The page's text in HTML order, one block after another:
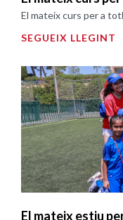
El mateix curs per a
SEGUEIX LLEGINT
El mateix estiu